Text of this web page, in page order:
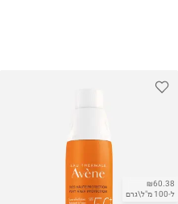
₪60.38
ל-100 מ"ל\גרם